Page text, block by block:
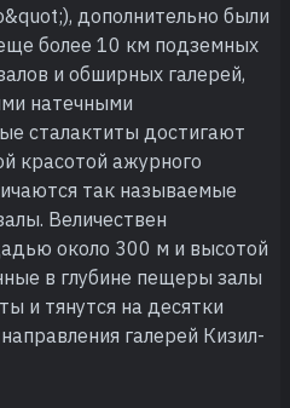
дополнительно были
более 10 км подземных
и обширных галерей,
натечными
сталактиты достигают
красотой ажурного
так называемые
Величествен
около 300 м и высотой
в глубине пещеры залы
и тянутся на десятки
галерей Кизил-